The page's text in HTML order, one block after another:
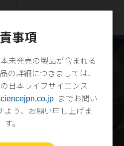
事項
未発売の製品が含まれる
の詳細につきましては、
日本ライフサイエンス
までお問い
よう、お願い申し上げま
す。